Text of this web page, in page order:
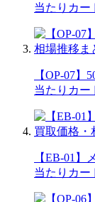
当たりカー
【OP-07】
当たりカー
【EB-01】
当たりカー